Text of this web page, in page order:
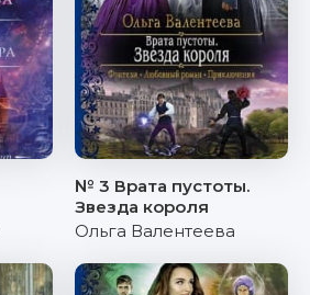
№ 3 Врата пустоты.
Звезда короля
Ольга Валентеева